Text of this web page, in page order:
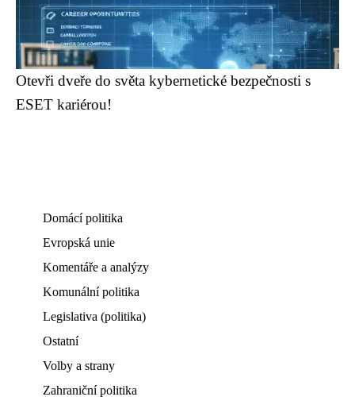
Otevři dveře do světa kybernetické bezpečnosti s
ESET kariérou!
Domácí politika
Evropská unie
Komentáře a analýzy
Komunální politika
Legislativa (politika)
Ostatní
Volby a strany
Zahraniční politika